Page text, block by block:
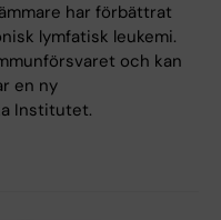
har förbättrat
lymfatisk leukemi.
och kan
en ny
Institutet.